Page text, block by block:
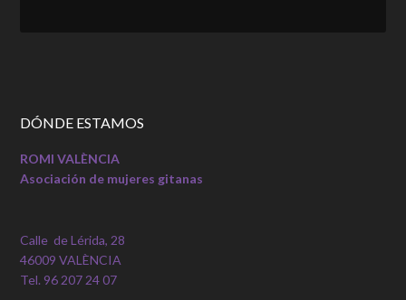
DÓNDE ESTAMOS
ROMI VALÈNCIA
Asociación de mujeres gitanas
Calle de Lérida, 28
46009 VALÈNCIA
Tel. 96 207 24 07